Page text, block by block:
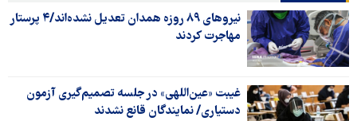
نیروهای ۸۹ روزه همدان تعدیل نشده‌اند/۴ پرستار
مهاجرت کردند
غیبت «عین‌اللهی» در جلسه تصمیم‌گیری آزمون
دستیاری/ نمایندگان قانع نشدند